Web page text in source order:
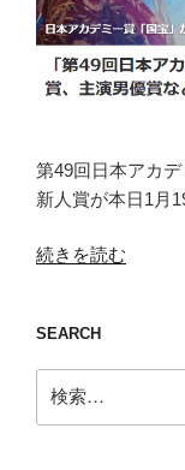
第49回日本アカデ
新人賞が本日1月
“早
最
優
秀
賞
続きを読む
SEARCH
索: